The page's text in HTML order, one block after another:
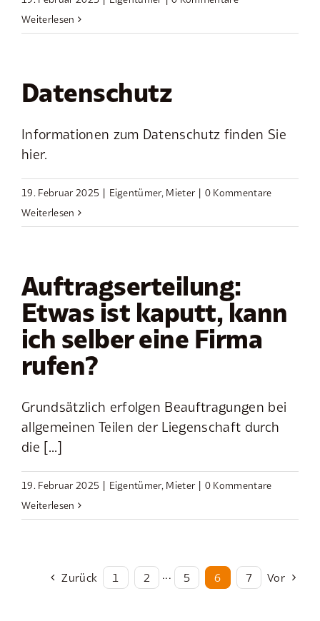
Weiterlesen
Datenschutz
Informationen zum Datenschutz finden Sie
hier.
19. Februar 2025 Eigentümer, Mieter
0 Kommentare
Weiterlesen
Auftragserteilung:
Etwas ist kaputt, kann
ich selber eine Firma
rufen?
Grundsätzlich erfolgen Beauftragungen bei
allgemeinen Teilen der Liegenschaft durch
die [...]
19. Februar 2025 Eigentümer, Mieter
0 Kommentare
Weiterlesen
Zurück 1 2 ··· 5 6 7 Vor